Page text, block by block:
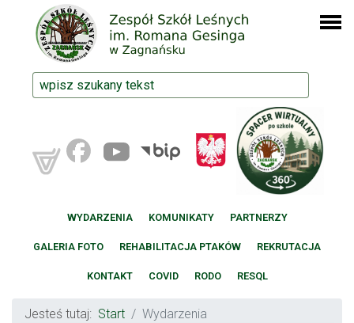
WYDARZENIA KOMUNIKATY PARTNERZY
GALERIA FOTO REHABILITACJA PTAKÓW REKRUTACJA
KONTAKT COVID RODO RESQL
Jesteś tutaj: Start Wydarzenia